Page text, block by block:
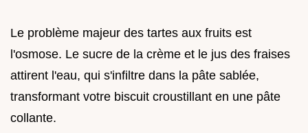
Le problème majeur des tartes aux fruits est
l'osmose. Le sucre de la crème et le jus des fraises
attirent l'eau, qui s'infiltre dans la pâte sablée,
transformant votre biscuit croustillant en une pâte
collante.